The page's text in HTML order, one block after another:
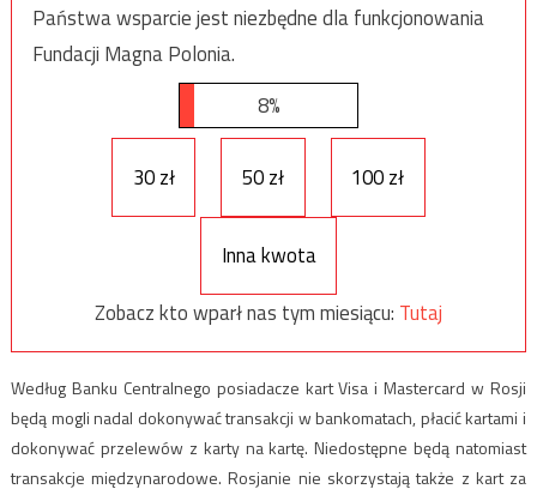
Państwa wsparcie jest niezbędne dla funkcjonowania
Fundacji Magna Polonia.
8%
30 zł 50 zł 100 zł
Inna kwota
Zobacz kto wparł nas tym miesiącu: Tutaj
Według Banku Centralnego posiadacze kart Visa i Mastercard w Rosji
będą mogli nadal dokonywać transakcji w bankomatach, płacić kartami i
dokonywać przelewów z karty na kartę. Niedostępne będą natomiast
transakcje międzynarodowe. Rosjanie nie skorzystają także z kart za